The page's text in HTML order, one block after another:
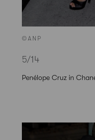
©ANP
5/14
Penélope Cruz in